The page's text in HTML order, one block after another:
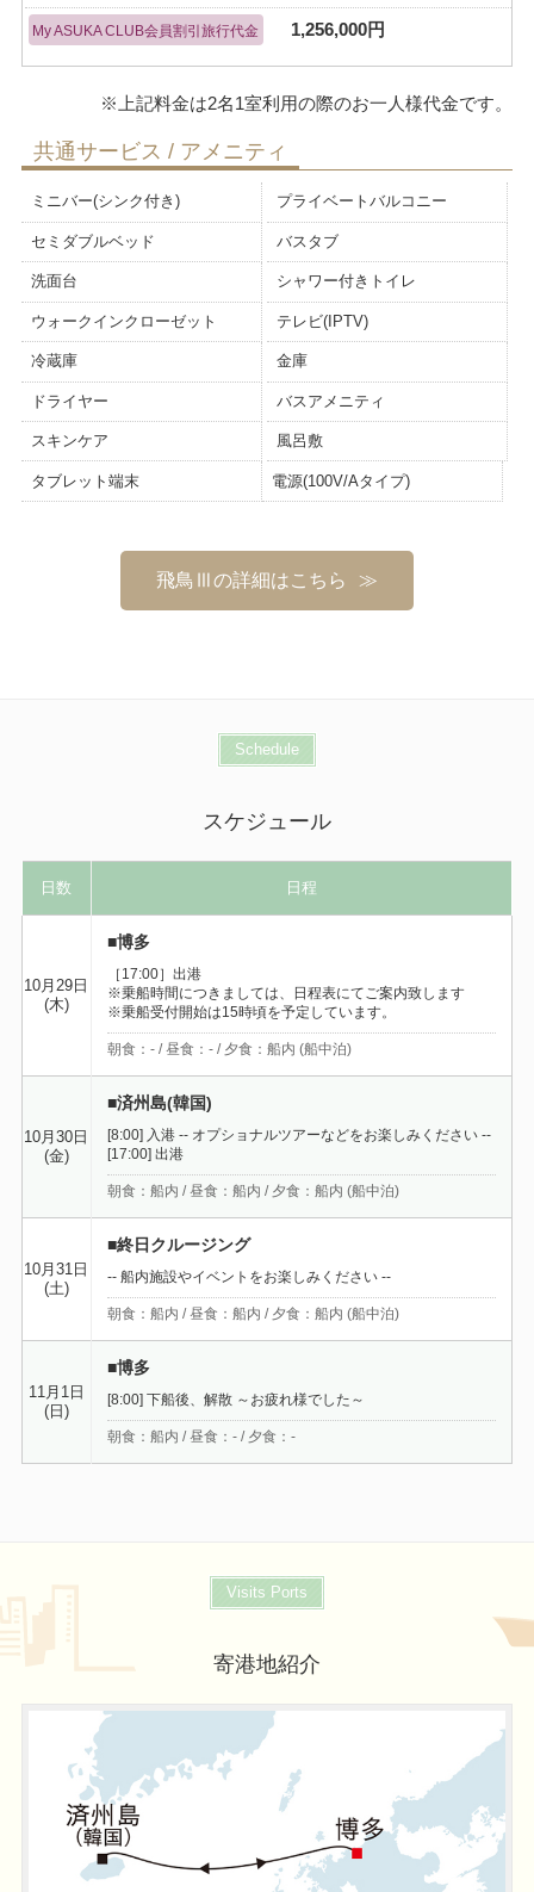
My ASUKA CLUB会員割引旅行代金 1,256,000円
共通サービス / アメニティ
ミニバー(シンク付き) プライベートバルコニー
セミダブルベッド バスタブ
洗面台 シャワー付きトイレ
ウォークインクローゼット テレビ(IPTV)
冷蔵庫 金庫
ドライヤー バスアメニティ
スキンケア 風呂敷
タブレット端末 電源(100V/Aタイプ)
飛鳥Ⅲの詳細はこちら
Schedule
スケジュール
日数 日程
10月29日
(木)
■博多
［17:00］出港
※乗船時間につきましては、日程表にてご案内致します
※乗船受付開始は15時頃を予定しています。
朝食：- / 昼食：- / 夕食：船内 (船中泊)
10月30日
(金)
■済州島(韓国)
[8:00] 入港 -- オプショナルツアーなどをお楽しみください --
[17:00] 出港
朝食：船内 / 昼食：船内 / 夕食：船内 (船中泊)
10月31日
(土)
■終日クルージング
-- 船内施設やイベントをお楽しみください --
朝食：船内 / 昼食：船内 / 夕食：船内 (船中泊)
11月1日
(日)
■博多
[8:00] 下船後、解散 ～お疲れ様でした～
朝食：船内 / 昼食：- / 夕食：-
Visits Ports
寄港地紹介